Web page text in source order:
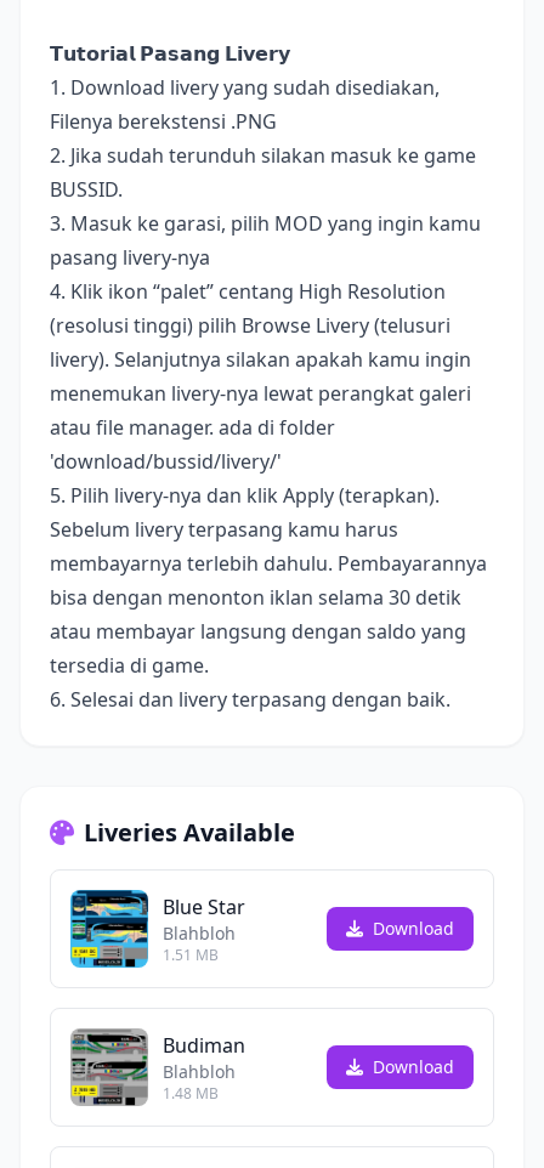
𝗧𝘂𝘁𝗼𝗿𝗶𝗮𝗹 𝗣𝗮𝘀𝗮𝗻𝗴 𝗟𝗶𝘃𝗲𝗿𝘆
1. Download livery yang sudah disediakan,
Filenya berekstensi .PNG
2. Jika sudah terunduh silakan masuk ke game
BUSSID.
3. Masuk ke garasi, pilih MOD yang ingin kamu
pasang livery-nya
4. Klik ikon “palet” centang High Resolution
(resolusi tinggi) pilih Browse Livery (telusuri
livery). Selanjutnya silakan apakah kamu ingin
menemukan livery-nya lewat perangkat galeri
atau file manager. ada di folder
'download/bussid/livery/'
5. Pilih livery-nya dan klik Apply (terapkan).
Sebelum livery terpasang kamu harus
membayarnya terlebih dahulu. Pembayarannya
bisa dengan menonton iklan selama 30 detik
atau membayar langsung dengan saldo yang
tersedia di game.
6. Selesai dan livery terpasang dengan baik.
Liveries Available
Blue Star
Blahbloh
1.51 MB
Download
Budiman
Blahbloh
1.48 MB
Download